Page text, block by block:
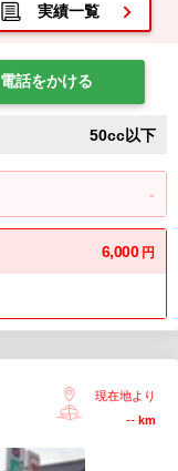
実績一覧
電話をかける
50cc以下
-
6,000 円
現在地より
-- km